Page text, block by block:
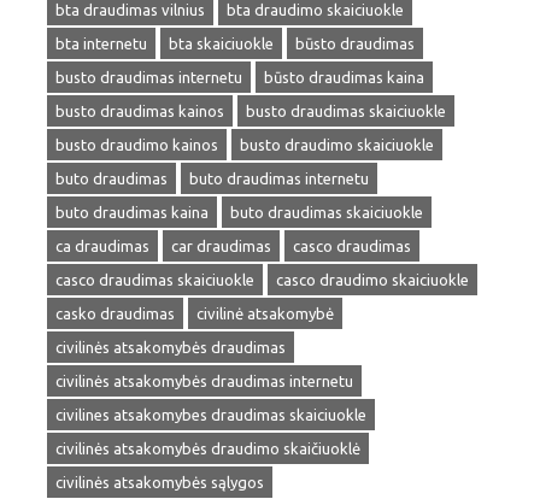
bta draudimas vilnius
bta draudimo skaiciuokle
bta internetu
bta skaiciuokle
būsto draudimas
busto draudimas internetu
būsto draudimas kaina
busto draudimas kainos
busto draudimas skaiciuokle
busto draudimo kainos
busto draudimo skaiciuokle
buto draudimas
buto draudimas internetu
buto draudimas kaina
buto draudimas skaiciuokle
ca draudimas
car draudimas
casco draudimas
casco draudimas skaiciuokle
casco draudimo skaiciuokle
casko draudimas
civilinė atsakomybė
civilinės atsakomybės draudimas
civilinės atsakomybės draudimas internetu
civilines atsakomybes draudimas skaiciuokle
civilinės atsakomybės draudimo skaičiuoklė
civilinės atsakomybės sąlygos